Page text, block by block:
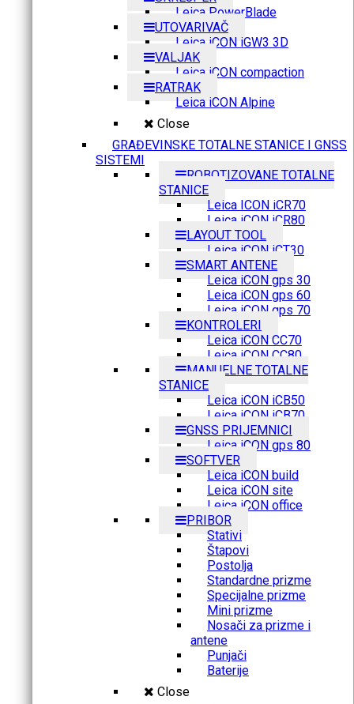
Leica PowerBlade
UTOVARIVAČ
Leica iCON iGW3 3D
VALJAK
Leica iCON compaction
RATRAK
Leica iCON Alpine
Close
GRAĐEVINSKE TOTALNE STANICE I GNSS
SISTEMI
ROBOTIZOVANE TOTALNE
STANICE
Leica ICON iCR70
Leica iCON iCR80
LAYOUT TOOL
Leica iCON iCT30
SMART ANTENE
Leica iCON gps 30
Leica iCON gps 60
Leica iCON gps 70
KONTROLERI
Leica iCON CC70
Leica iCON CC80
MANUELNE TOTALNE
STANICE
Leica iCON iCB50
Leica iCON iCB70
GNSS PRIJEMNICI
Leica iCON gps 80
SOFTVER
Leica iCON build
Leica iCON site
Leica iCON office
PRIBOR
Stativi
Štapovi
Postolja
Standardne prizme
Specijalne prizme
Mini prizme
Nosači za prizme i
antene
Punjači
Baterije
Close